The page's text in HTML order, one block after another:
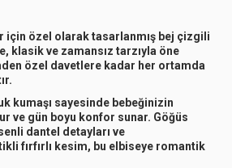
için özel olarak tasarlanmış bej çizgili
, klasik ve zamansız tarzıyla öne
özel davetlere kadar her ortamda
kumaşı sayesinde bebeğinizin
ve gün boyu konfor sunar. Göğüs
dantel detayları ve
fırfırlı kesim, bu elbiseye romantik